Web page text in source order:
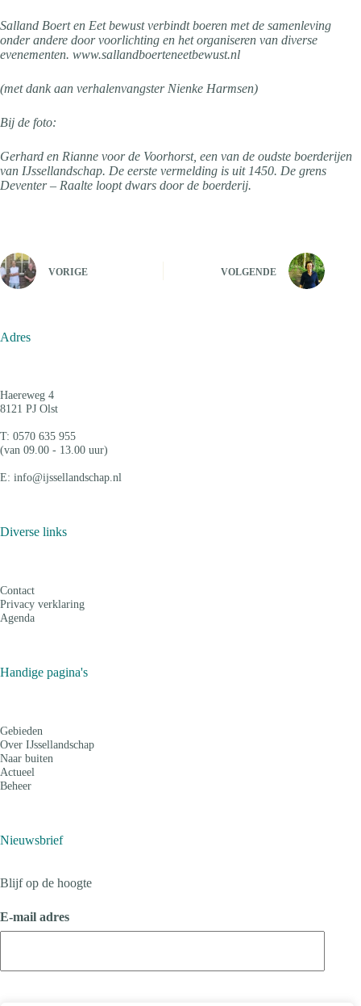
Salland Boert en Eet bewust verbindt boeren met de samenleving
onder andere door voorlichting en het organiseren van diverse
evenementen. www.sallandboerteneetbewust.nl
(met dank aan verhalenvangster Nienke Harmsen)
Bij de foto:
Gerhard en Rianne voor de Voorhorst, een van de oudste boerderijen
van IJssellandschap. De eerste vermelding is uit 1450. De grens
Deventer – Raalte loopt dwars door de boerderij.
VORIGE VOLGENDE
Adres
Haereweg 4
8121 PJ Olst
T: 0570 635 955
(van 09.00 - 13.00 uur)
E: info@ijssellandschap.nl
Diverse links
Contact
Privacy verklaring
Agenda
Handige pagina's
Gebieden
Over IJssellandschap
Naar buiten
Actueel
Beheer
Nieuwsbrief
Blijf op de hoogte
E-mail adres